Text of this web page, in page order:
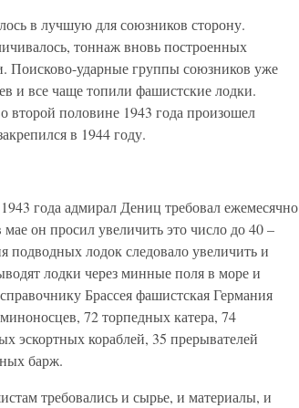
в лучшую для союзников сторону.
тоннаж вновь построенных
Поисково-ударные группы союзников уже
и все чаще топили фашистские лодки.
второй половине 1943 года произошел
в 1944 году.
года адмирал Дениц требовал ежемесячно
он просил увеличить это число до 40 –
подводных лодок следовало увеличить и
лодки через минные поля в море и
Брассея фашистская Германия
72 торпедных катера, 74
эскортных кораблей, 35 прерывателей
барж.
требовались и сырье, и материалы, и